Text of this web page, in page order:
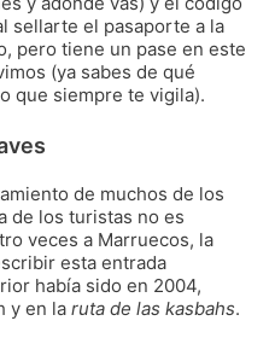
sellarte el pasaporte a la
pero tiene un pase en este
(ya sabes de qué
que siempre te vigila).
de muchos de los
de los turistas no es
veces a Marruecos, la
esta entrada
había sido en 2004,
y en la ruta de las kasbahs.